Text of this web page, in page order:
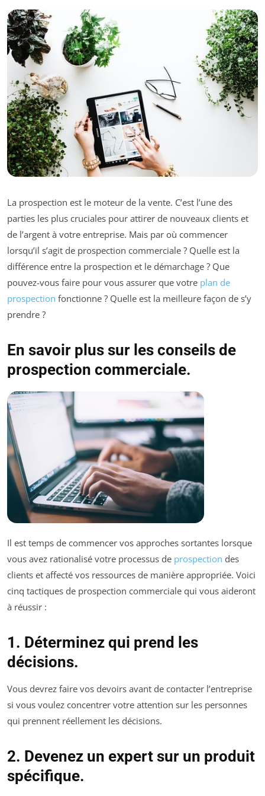
La prospection est le moteur de la vente. C’est l’une des
parties les plus cruciales pour attirer de nouveaux clients et
de l’argent à votre entreprise. Mais par où commencer
lorsqu’il s’agit de prospection commerciale ? Quelle est la
différence entre la prospection et le démarchage ? Que
pouvez-vous faire pour vous assurer que votre plan de
prospection fonctionne ? Quelle est la meilleure façon de s’y
prendre ?
En savoir plus sur les conseils de
prospection commerciale.
Il est temps de commencer vos approches sortantes lorsque
vous avez rationalisé votre processus de prospection des
clients et affecté vos ressources de manière appropriée. Voici
cinq tactiques de prospection commerciale qui vous aideront
à réussir :
1. Déterminez qui prend les
décisions.
Vous devrez faire vos devoirs avant de contacter l’entreprise
si vous voulez concentrer votre attention sur les personnes
qui prennent réellement les décisions.
2. Devenez un expert sur un produit
spécifique.